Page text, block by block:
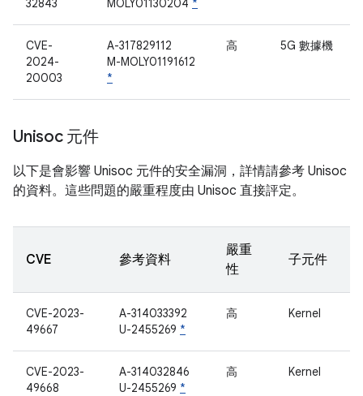
32843 MOLY01130204 *
CVE-
2024-
20003
A-317829112
M-MOLY01191612
*
高 5G 數據機
Unisoc 元件
以下是會影響 Unisoc 元件的安全漏洞，詳情請參考 Unisoc
的資料。這些問題的嚴重程度由 Unisoc 直接評定。
CVE 參考資料
嚴重
性
子元件
CVE-2023-
49667
A-314033392
U-2455269 *
高 Kernel
CVE-2023-
49668
A-314032846
U-2455269 *
高 Kernel